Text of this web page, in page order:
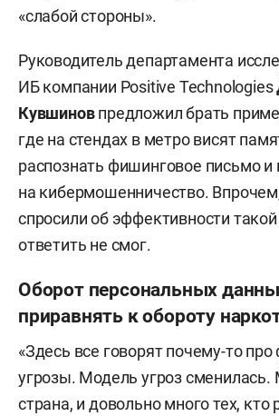
«слабой стороны».
Руководитель департамента
ИБ компании Positive Technologies
Кувшиновпредложил брать
где на стендах в метро висят
распознать фишинговое письмо и
на кибермошенничество.
спросили об эффективности
ответить не смог.
Оборот персональных
приравнять к обороту
«Здесь все говорят почему-то
угрозы. Модель угроз
страна, и довольно много тех, кто